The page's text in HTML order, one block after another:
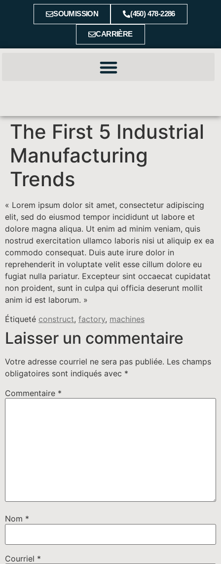
(450) 478-2286
SOUMISSION
CARRIÈRE
The First 5 Industrial
Manufacturing
Trends
« Lorem ipsum dolor sit amet, consectetur adipiscing
elit, sed do eiusmod tempor incididunt ut labore et
dolore magna aliqua. Ut enim ad minim veniam, quis
nostrud exercitation ullamco laboris nisi ut aliquip ex ea
commodo consequat. Duis aute irure dolor in
reprehenderit in voluptate velit esse cillum dolore eu
fugiat nulla pariatur. Excepteur sint occaecat cupidatat
non proident, sunt in culpa qui officia deserunt mollit
anim id est laborum. »
Étiqueté construct, factory, machines
Laisser un commentaire
Votre adresse courriel ne sera pas publiée. Les champs
obligatoires sont indiqués avec *
Commentaire *
Nom *
Courriel *